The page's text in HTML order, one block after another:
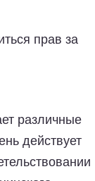
прав за
различные
действует